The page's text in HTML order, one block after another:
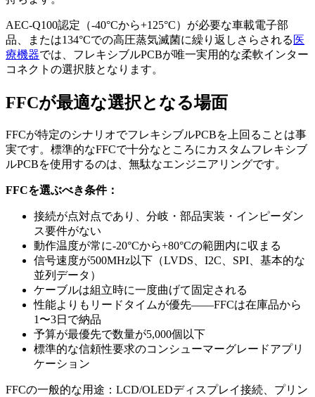
AEC-Q100認定（-40°Cから+125°C）が必要な車載電子部
品、または134°Cでの高圧蒸気滅菌に繰り返しさらされる 医
療機器では、フレキシブルPCBが唯一実用的な柔軟インター
コネクトの選択肢となります。
FFCが最適な選択となる場面
FFCが特定のシナリオでフレキシブルPCBを上回ることは事
実です。標準的なFFCで十分なところにカスタムフレキシブ
ルPCBを使用するのは、無駄なエンジニアリングです。
FFCを選ぶべき条件：
接続が点対点であり、分岐・部品実装・インピーダン
ス要件がない
動作温度が常に-20°Cから+80°Cの範囲内に収まる
信号速度が500MHz以下（LVDS、I2C、SPI、基本的な
並列データ）
ケーブルは組立時に一度曲げて固定される
性能よりもリードタイムが優先——FFCは在庫品から
1〜3日で納品
予算が最優先で数量が5,000個以下
標準的な信頼性要求のコンシューマーグレードアプリ
ケーション
FFCの一般的な用途：LCD/OLEDディスプレイ接続、プリン